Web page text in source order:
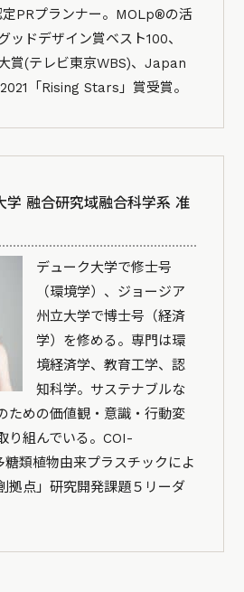
定PRプランナー。MOLp®の活
ッドデザイン賞ベスト100、
賞(テレビ東京WBS)、Japan
「Rising Stars」賞受賞。
学 融合研究域融合科学系 准
デューク大学で修士号
（環境学）、ジョージア
州立大学で博士号（経済
学）を修める。専門は環
境経済学、教育工学、認
知科学。サステナブルな
ための価値観・意識・行動変
り組んでいる。COI-
類植物由来プラスチックによ
拠点」研究開発課題５リーダ